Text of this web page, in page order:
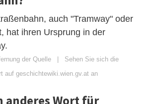
auch "Tramway" oder
hat ihren Ursprung in der
der Quelle | Sehen Sie sich die
auf geschichtewiki.wien.gv.at an
anderes Wort für